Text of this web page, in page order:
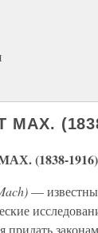
МАХ.
(1838-1916)
—
придать